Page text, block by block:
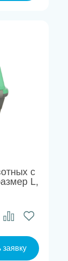
с
L,
заявку